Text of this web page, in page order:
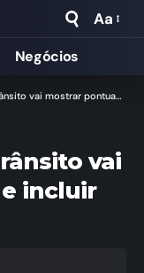
Aa
Negócios
mostrar pontuação e incluir CRV
vai
incluir